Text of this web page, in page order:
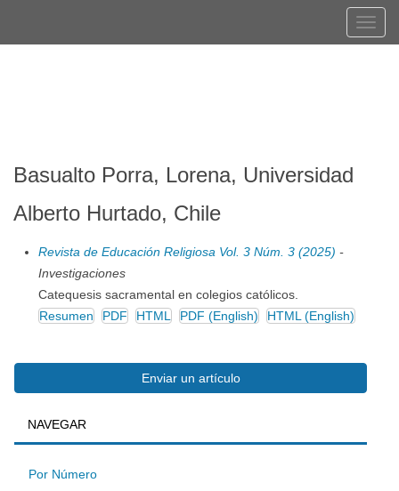
Basualto Porra, Lorena, Universidad
Alberto Hurtado, Chile
Revista de Educación Religiosa Vol. 3 Núm. 3 (2025) -
Investigaciones
Catequesis sacramental en colegios católicos.
Resumen
PDF HTML PDF (English) HTML (English)
Enviar
un
artículo
Enviar un artículo
BUSQUEDA
NAVEGAR
Por Número